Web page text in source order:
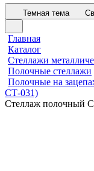
Темная тема
Главная
Каталог
Стеллажи
Полочные стеллажи
Полочные на
СТ-031)
Стеллаж полочный